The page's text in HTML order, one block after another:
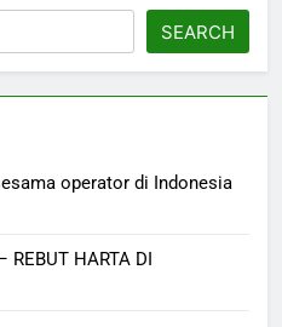
SEARCH
operator di Indonesia
REBUT HARTA DI